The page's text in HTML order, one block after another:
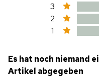
3
2
1
Es hat noch niemand
Artikel abgegeben